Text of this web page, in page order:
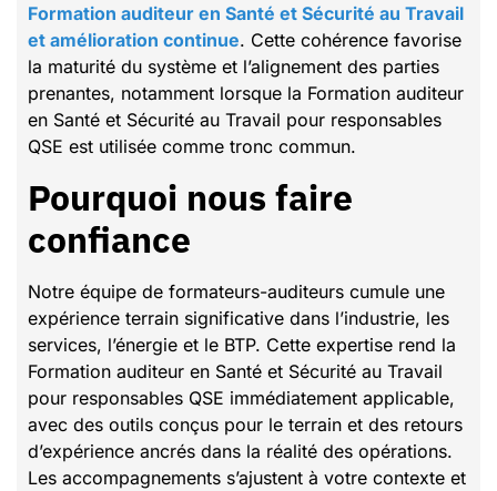
Formation auditeur en Santé et Sécurité au Travail
et amélioration continue. Cette cohérence favorise
la maturité du système et l’alignement des parties
prenantes, notamment lorsque la Formation auditeur
en Santé et Sécurité au Travail pour responsables
QSE est utilisée comme tronc commun.
Pourquoi nous faire
confiance
Notre équipe de formateurs-auditeurs cumule une
expérience terrain significative dans l’industrie, les
services, l’énergie et le BTP. Cette expertise rend la
Formation auditeur en Santé et Sécurité au Travail
pour responsables QSE immédiatement applicable,
avec des outils conçus pour le terrain et des retours
d’expérience ancrés dans la réalité des opérations.
Les accompagnements s’ajustent à votre contexte et